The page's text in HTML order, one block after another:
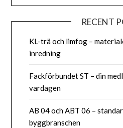
RECENT
KL-trä och limfog –
inredning
Fackförbundet ST – din
vardagen
AB 04 och ABT 06 –
byggbranschen